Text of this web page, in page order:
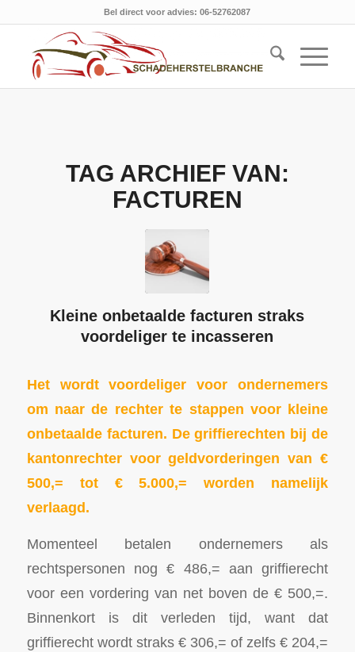
Bel direct voor advies: 06-52762087
TAG ARCHIEF VAN:
FACTUREN
Kleine onbetaalde facturen straks
voordeliger te incasseren
Het wordt voordeliger voor ondernemers
om naar de rechter te stappen voor kleine
onbetaalde facturen. De griffierechten bij de
kantonrechter voor geldvorderingen van €
500,= tot € 5.000,= worden namelijk
verlaagd.
Momenteel betalen ondernemers als
rechtspersonen nog € 486,= aan griffierecht
voor een vordering van net boven de € 500,=.
Binnenkort is dit verleden tijd, want dat
griffierecht wordt straks € 306,= of zelfs € 204,=